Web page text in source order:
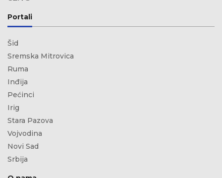
Portali
Šid
Sremska Mitrovica
Ruma
Inđija
Pećinci
Irig
Stara Pazova
Vojvodina
Novi Sad
Srbija